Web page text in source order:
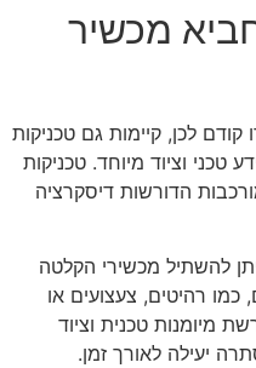
מכשיר
קודם לכן, קיימות גם טכניקות
וציוד מיוחד. טכניקות
הדורשות דיסקרציה
להשתיל מכשירי הקלטה
כמו רהיטים, צעצועים או
מיומנות טכנית וציוד
יעילה לאורך זמן.